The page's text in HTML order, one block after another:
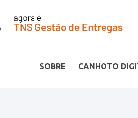
SOBRE CANHOTO